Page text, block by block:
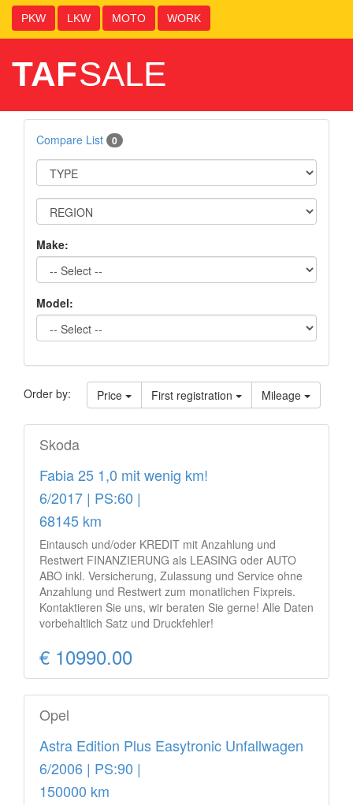
PKW LKW MOTO WORK
TAFSALE
Compare List 0
Make:
Model:
Order by: Price First registration Mileage
Skoda
Fabia 25 1,0 mit wenig km!
6/2017 | PS:60 |
68145 km
Eintausch und/oder KREDIT mit Anzahlung und
Restwert FINANZIERUNG als LEASING oder AUTO
ABO inkl. Versicherung, Zulassung und Service ohne
Anzahlung und Restwert zum monatlichen Fixpreis.
Kontaktieren Sie uns, wir beraten Sie gerne! Alle Daten
vorbehaltlich Satz und Druckfehler!
€ 10990.00
Opel
Astra Edition Plus Easytronic Unfallwagen
6/2006 | PS:90 |
150000 km